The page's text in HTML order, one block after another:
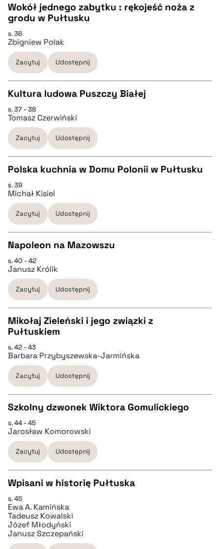
BIBTEX
pobierz cytat
BIBTEX
pobierz cytat
Wokół jednego zabytku : rękojeść noża z
grodu w Pułtusku
s. 36
Zbigniew Polak
Zacytuj Udostępnij
CZYSTY TEKST
pobierz cytat
BIBTEX
pobierz cytat
Kultura ludowa Puszczy Białej
s. 37 - 38
Tomasz Czerwiński
Zacytuj Udostępnij
CZYSTY TEKST
pobierz cytat
BIBTEX
pobierz cytat
Polska kuchnia w Domu Polonii w Pułtusku
s. 39
Michał Kisiel
Zacytuj Udostępnij
CZYSTY TEKST
pobierz cytat
BIBTEX
pobierz cytat
Napoleon na Mazowszu
s. 40 - 42
Janusz Królik
Zacytuj Udostępnij
pobierz cytat
BIBTEX
pobierz cytat
Mikołaj Zieleński i jego związki z
Pułtuskiem
s. 42 - 43
Barbara Przybyszewska-Jarmińska
Zacytuj Udostępnij
CZYSTY TEKST
pobierz cytat
BIBTEX
pobierz cytat
Szkolny dzwonek Wiktora Gomulickiego
s. 44 - 45
Jarosław Komorowski
Zacytuj Udostępnij
CZYSTY TEKST
pobierz cytat
Wpisani w historię Pułtuska
s. 45
Ewa A. Kamińska
Tadeusz Kowalski
Józef Młodyński
Janusz Szczepański